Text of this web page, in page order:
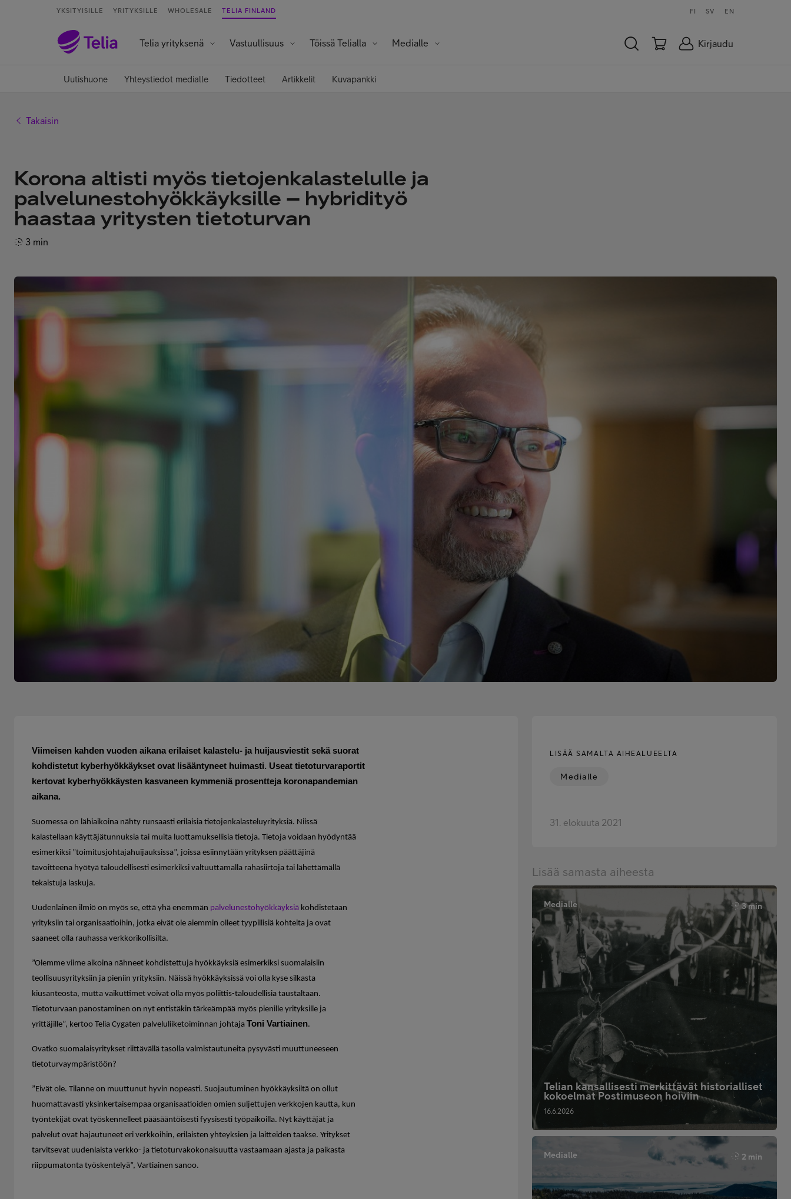
YKSITYISILLE YRITYKSILLE WHOLESALE TELIA FINLAND FI SV EN
Telia yrityksenä Vastuullisuus Töissä Telialla Medialle Kirjaudu
Uutishuone Yhteystiedot medialle Tiedotteet Artikkelit Kuvapankki
Takaisin
Korona altisti myös tietojenkalastelulle ja
palvelunestohyökkäyksille – hybridityö
haastaa yritysten tietoturvan
3 min
Viimeisen kahden vuoden aikana erilaiset kalastelu- ja huijausviestit sekä suorat
kohdistetut kyberhyökkäykset ovat lisääntyneet huimasti. Useat tietoturvaraportit
kertovat kyberhyökkäysten kasvaneen kymmeniä prosentteja koronapandemian
aikana.
Suomessa on lähiaikoina nähty runsaasti erilaisia tietojenkalasteluyrityksiä. Niissä
kalastellaan käyttäjätunnuksia tai muita luottamuksellisia tietoja. Tietoja voidaan hyödyntää
esimerkiksi ”toimitusjohtajahuijauksissa”, joissa esiinnytään yrityksen päättäjinä
tavoitteena hyötyä taloudellisesti esimerkiksi valtuuttamalla rahasiirtoja tai lähettämällä
tekaistuja laskuja.
Uudenlainen ilmiö on myös se, että yhä enemmän palvelunestohyökkäyksiä kohdistetaan
yrityksiin tai organisaatioihin, jotka eivät ole aiemmin olleet tyypillisiä kohteita ja ovat
saaneet olla rauhassa verkkorikollisilta.
”Olemme viime aikoina nähneet kohdistettuja hyökkäyksiä esimerkiksi suomalaisiin
teollisuusyrityksiin ja pieniin yrityksiin. Näissä hyökkäyksissä voi olla kyse silkasta
kiusanteosta, mutta vaikuttimet voivat olla myös poliittis-taloudellisia taustaltaan.
Tietoturvaan panostaminen on nyt entistäkin tärkeämpää myös pienille yrityksille ja
yrittäjille”, kertoo Telia Cygaten palveluliiketoiminnan johtaja Toni Vartiainen.
Ovatko suomalaisyritykset riittävällä tasolla valmistautuneita pysyvästi muuttuneeseen
tietoturvaympäristöön?
”Eivät ole. Tilanne on muuttunut hyvin nopeasti. Suojautuminen hyökkäyksiltä on ollut
huomattavasti yksinkertaisempaa organisaatioiden omien suljettujen verkkojen kautta, kun
työntekijät ovat työskennelleet pääsääntöisesti fyysisesti työpaikoilla. Nyt käyttäjät ja
palvelut ovat hajautuneet eri verkkoihin, erilaisten yhteyksien ja laitteiden taakse. Yritykset
tarvitsevat uudenlaista verkko- ja tietoturvakokonaisuutta vastaamaan ajasta ja paikasta
riippumatonta työskentelyä”, Vartiainen sanoo.
Lisää samasta aiheesta
Medialle 3 min
Telian kansallisesti merkittävät historialliset
kokoelmat Postimuseon hoiviin
16.6.2026
Medialle 2 min
LISÄÄ SAMALTA AIHEALUEELTA
Medialle
31. elokuuta 2021